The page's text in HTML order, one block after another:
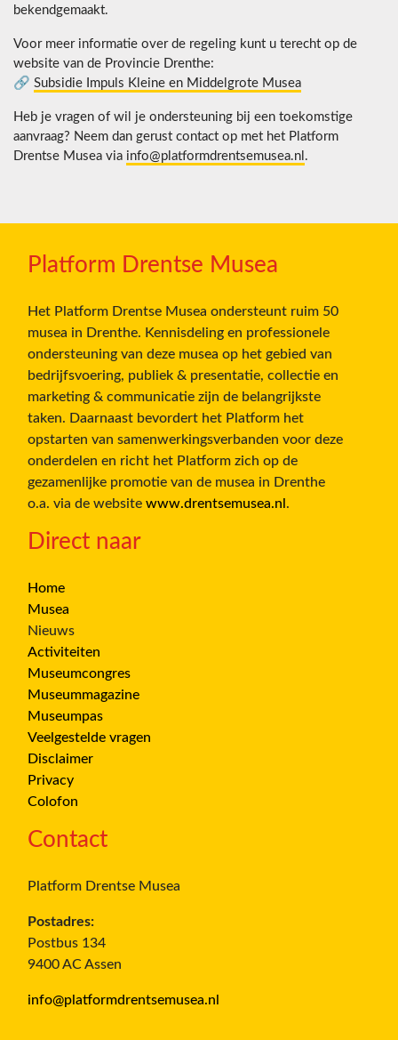
bekendgemaakt.
Voor meer informatie over de regeling kunt u terecht op de
website van de Provincie Drenthe:
🔗 Subsidie Impuls Kleine en Middelgrote Musea
Heb je vragen of wil je ondersteuning bij een toekomstige
aanvraag? Neem dan gerust contact op met het Platform
Drentse Musea via info@platformdrentsemusea.nl .
Platform Drentse Musea
Het Platform Drentse Musea ondersteunt ruim 50
musea in Drenthe. Kennisdeling en professionele
ondersteuning van deze musea op het gebied van
bedrijfsvoering, publiek & presentatie, collectie en
marketing & communicatie zijn de belangrijkste
taken. Daarnaast bevordert het Platform het
opstarten van samenwerkingsverbanden voor deze
onderdelen en richt het Platform zich op de
gezamenlijke promotie van de musea in Drenthe
o.a. via de website www.drentsemusea.nl .
Direct naar
Home
Musea
Nieuws
Activiteiten
Museumcongres
Museummagazine
Museumpas
Veelgestelde vragen
Disclaimer
Privacy
Colofon
Contact
Platform Drentse Musea
Postadres:
Postbus 134
9400 AC Assen
info@platformdrentsemusea.nl